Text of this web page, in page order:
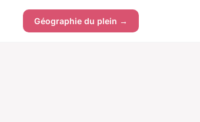
Géographie du plein →